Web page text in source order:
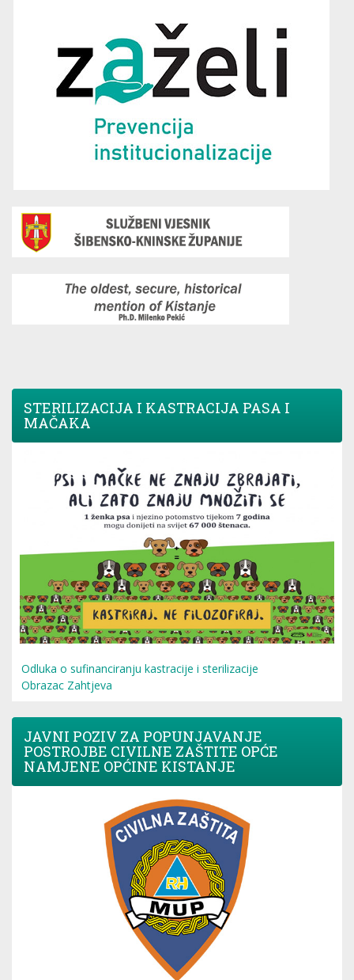
STERILIZACIJA I KASTRACIJA PASA I
MAČAKA
Odluka o sufinanciranju kastracije i sterilizacije
Obrazac Zahtjeva
JAVNI POZIV ZA POPUNJAVANJE
POSTROJBE CIVILNE ZAŠTITE OPĆE
NAMJENE OPĆINE KISTANJE